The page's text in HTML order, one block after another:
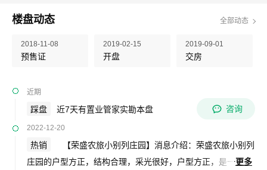
楼盘动态 全部动态
2018-11-08
预售证
2019-02-15
开盘
2019-09-01
交房
近期
踩盘 近7天有置业管家实勘本盘 咨询
2022-12-20
热销
更多
【荣盛农旅小别列庄园】消息介绍：荣盛农旅小别列
庄园的户型方正，结构合理，采光很好，户型方正，是一